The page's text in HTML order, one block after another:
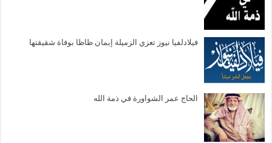
فيلادلفيا نيوز تعزي الزميلة إيمان ظاظا بوفاة شقيقتها
الحاج عمر الشواورة في ذمة الله